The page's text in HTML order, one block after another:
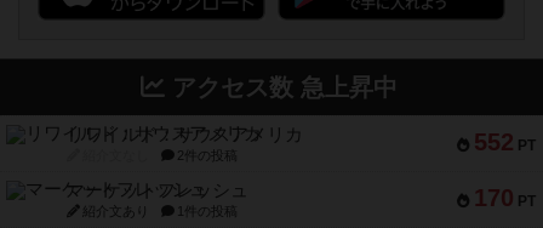
アクセス数 急上昇中
552 PT
リワイルド：サウスアメリカ
2件の投稿
170 PT
マーケットフレッシュ
紹介文あり 1件の投稿